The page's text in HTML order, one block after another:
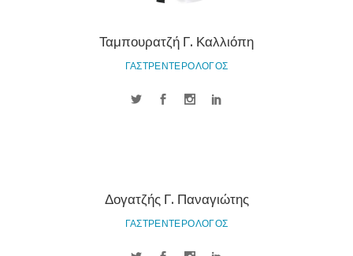
Ταμπουρατζή Γ. Καλλιόπη
ΓΑΣΤΡΕΝΤΕΡΟΛΟΓΟΣ
Δογατζής Γ. Παναγιώτης
ΓΑΣΤΡΕΝΤΕΡΟΛΟΓΟΣ